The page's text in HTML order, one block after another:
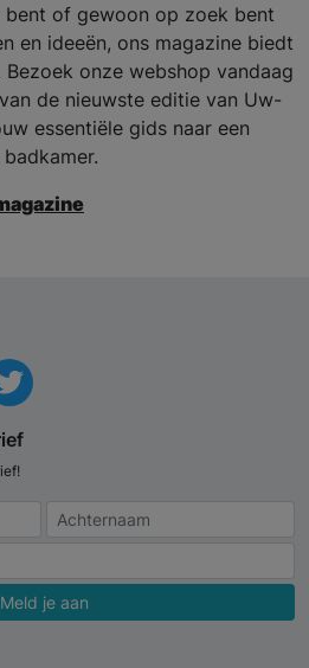
of gewoon op zoek bent
en ideeën, ons magazine biedt
onze webshop vandaag
de nieuwste editie van Uw-
essentiële gids naar een
Meld je aan